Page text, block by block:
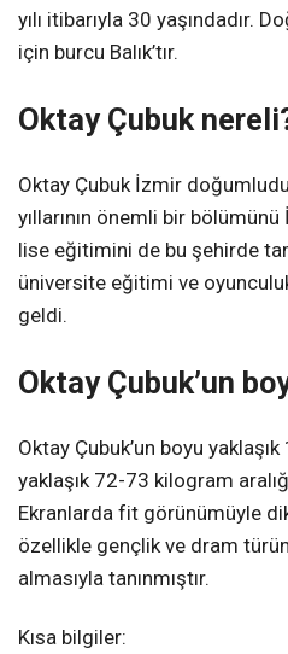
yılı itibarıyla 30 yaşındadır.
için burcu Balık’tır.
Oktay Çubuk
Oktay Çubuk İzmir
yıllarının önemli bir
lise eğitimini de bu şehirde
üniversite eğitimi ve
geldi.
Oktay Çubuk’un
Oktay Çubuk’un boyu
yaklaşık 72-73 kilogram
Ekranlarda fit görünümüyle
özellikle gençlik ve dram
almasıyla tanınmıştır.
Kısa bilgiler: